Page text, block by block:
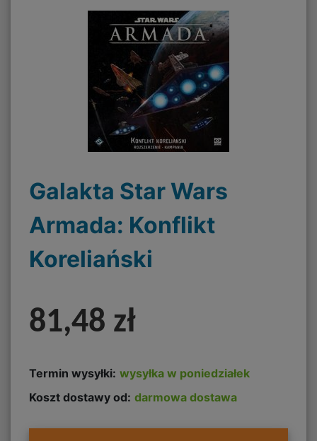
Galakta Star Wars
Armada: Konflikt
Koreliański
81,48 zł
Termin wysyłki: wysyłka w poniedziałek
Koszt dostawy od: darmowa dostawa